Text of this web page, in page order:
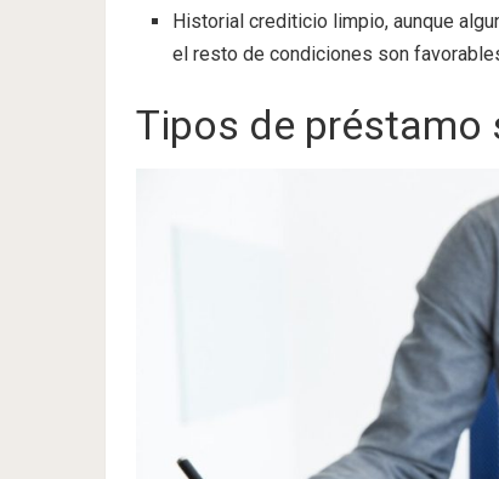
Historial crediticio limpio, aunque
el resto de condiciones son
Tipos de préstamo